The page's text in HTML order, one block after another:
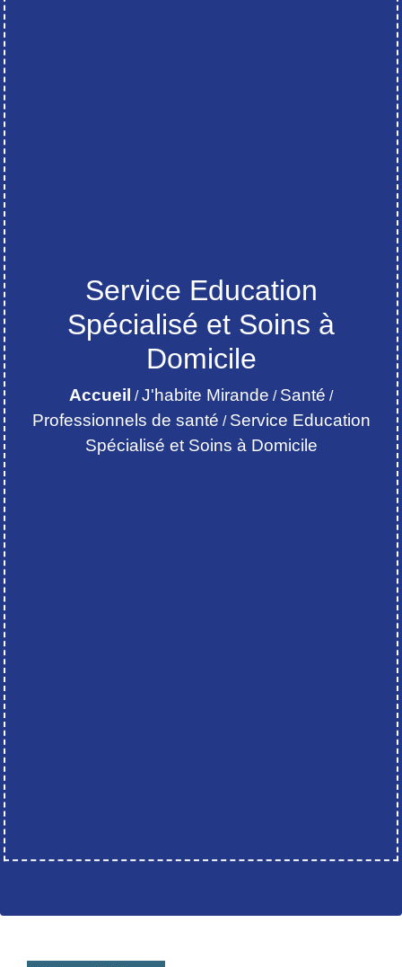
Service Education
Spécialisé et Soins à
Domicile
Accueil / J'habite Mirande / Santé /
Professionnels de santé / Service Education
Spécialisé et Soins à Domicile